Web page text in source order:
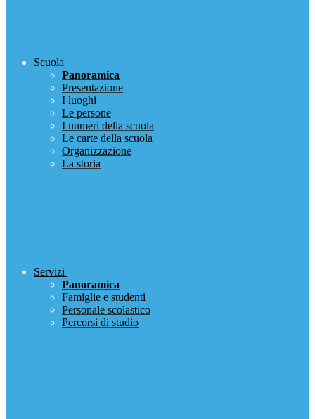
Scuola
Panoramica
Presentazione
I luoghi
Le persone
I numeri della scuola
Le carte della scuola
Organizzazione
La storia
Servizi
Panoramica
Famiglie e studenti
Personale scolastico
Percorsi di studio